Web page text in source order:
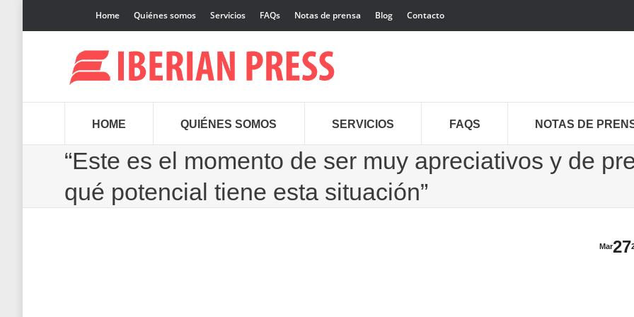
Home Quiénes somos Servicios FAQs Notas de prensa Blog Contacto
HOME QUIÉNES SOMOS SERVICIOS FAQS NOTAS DE
“Este es el momento de ser muy apreciativos y de
qué potencial tiene esta situación”
Mar27